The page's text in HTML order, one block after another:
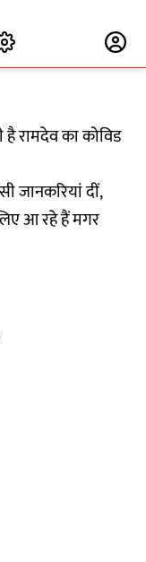
है रामदेव का कोविड
जानकरियां दीं,
आ रहे हैं मगर